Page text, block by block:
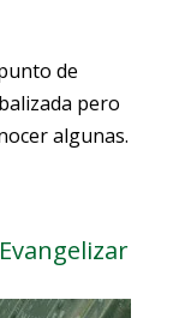
de
pero
algunas.